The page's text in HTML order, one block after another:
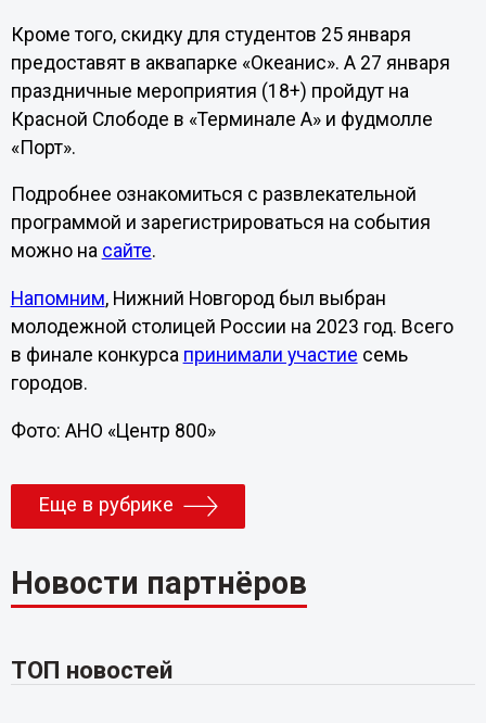
Кроме того, скидку для студентов 25 января
предоставят в аквапарке «Океанис». А 27 января
праздничные мероприятия (18+) пройдут на
Красной Слободе в «Терминале А» и фудмолле
«Порт».
Подробнее ознакомиться с развлекательной
программой и зарегистрироваться на события
можно на сайте.
Напомним, Нижний Новгород был выбран
молодежной столицей России на 2023 год. Всего
в финале конкурса принимали участие семь
городов.
Фото: АНО «Центр 800»
Еще в рубрике
Новости партнёров
ТОП новостей